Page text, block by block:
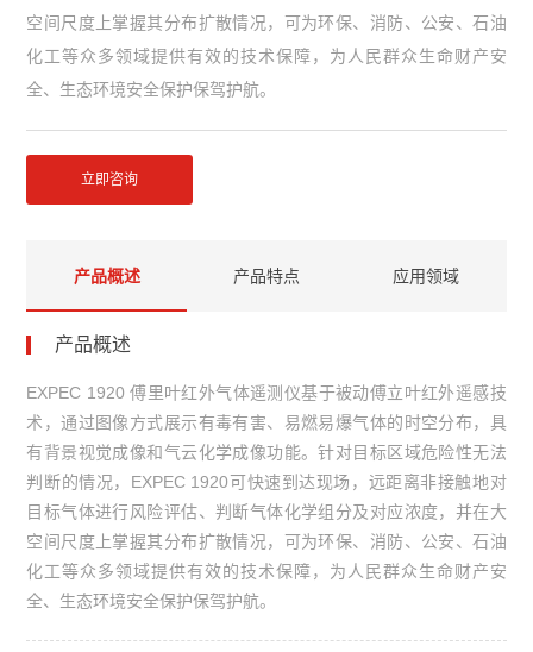
空间尺度上掌握其分布扩散情况，可为环保、消防、公安、石油
化工等众多领域提供有效的技术保障，为人民群众生命财产安
全、生态环境安全保护保驾护航。
立即咨询
产品概述 产品特点 应用领域
产品概述
EXPEC 1920 傅里叶红外气体遥测仪基于被动傅立叶红外遥感技
术，通过图像方式展示有毒有害、易燃易爆气体的时空分布，具
有背景视觉成像和气云化学成像功能。针对目标区域危险性无法
判断的情况，EXPEC 1920可快速到达现场，远距离非接触地对
目标气体进行风险评估、判断气体化学组分及对应浓度，并在大
空间尺度上掌握其分布扩散情况，可为环保、消防、公安、石油
化工等众多领域提供有效的技术保障，为人民群众生命财产安
全、生态环境安全保护保驾护航。